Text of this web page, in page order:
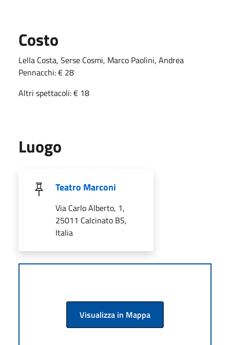
Costo
Lella Costa, Serse Cosmi, Marco Paolini, Andrea
Pennacchi: € 28
Altri spettacoli: € 18
Luogo
Teatro Marconi
Via Carlo Alberto, 1,
25011 Calcinato BS,
Italia
Visualizza in Mappa